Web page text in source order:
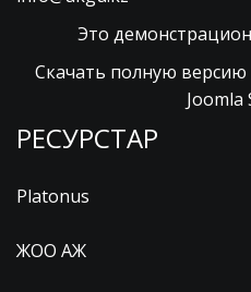
Это
Скачать полную
Joomla
РЕСУРСТАР
Platonus
ЖОО АЖ